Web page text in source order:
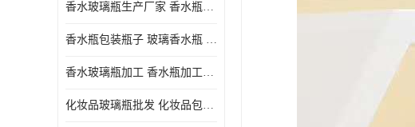
香水玻璃瓶生产厂家 香水瓶设计 通常配有喷雾器或滴管
香水瓶包装瓶子 玻璃香水瓶 材质多样
香水玻璃瓶加工 香水瓶加工厂 容量大小不同
化妆品玻璃瓶批发 化妆品包材 具有良好的密封性能